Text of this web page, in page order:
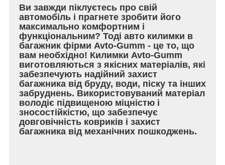
Ви завжди піклуєтесь про свій
автомобіль і прагнете зробити його
максимально комфортним і
функціональним? Тоді авто килимки в
багажник фірми Avto-Gumm - це то, що
вам необхідно! Килимки Avto-Gumm
виготовляються з якісних матеріалів, які
забезпечують надійний захист
багажника від бруду, води, піску та інших
забруднень. Використовуваний матеріал
володіє підвищеною міцністю і
зносостійкістю, що забезпечує
довговічність ковриків і захист
багажника від механічних пошкоджень.